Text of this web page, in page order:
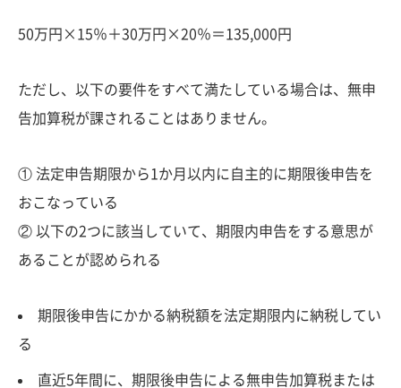
50万円×15％＋30万円×20％＝135,000円
ただし、以下の要件をすべて満たしている場合は、無申
告加算税が課されることはありません。
① 法定申告期限から1か月以内に自主的に期限後申告を
おこなっている
② 以下の2つに該当していて、期限内申告をする意思が
あることが認められる
期限後申告にかかる納税額を法定期限内に納税してい
る
直近5年間に、期限後申告による無申告加算税または